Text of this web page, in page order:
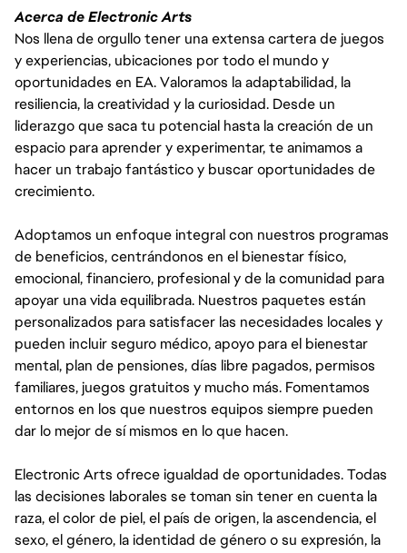
Acerca de Electronic Arts
Nos llena de orgullo tener una extensa cartera de juegos
y experiencias, ubicaciones por todo el mundo y
oportunidades en EA. Valoramos la adaptabilidad, la
resiliencia, la creatividad y la curiosidad. Desde un
liderazgo que saca tu potencial hasta la creación de un
espacio para aprender y experimentar, te animamos a
hacer un trabajo fantástico y buscar oportunidades de
crecimiento.
Adoptamos un enfoque integral con nuestros programas
de beneficios, centrándonos en el bienestar físico,
emocional, financiero, profesional y de la comunidad para
apoyar una vida equilibrada. Nuestros paquetes están
personalizados para satisfacer las necesidades locales y
pueden incluir seguro médico, apoyo para el bienestar
mental, plan de pensiones, días libre pagados, permisos
familiares, juegos gratuitos y mucho más. Fomentamos
entornos en los que nuestros equipos siempre pueden
dar lo mejor de sí mismos en lo que hacen.
Electronic Arts ofrece igualdad de oportunidades. Todas
las decisiones laborales se toman sin tener en cuenta la
raza, el color de piel, el país de origen, la ascendencia, el
sexo, el género, la identidad de género o su expresión, la